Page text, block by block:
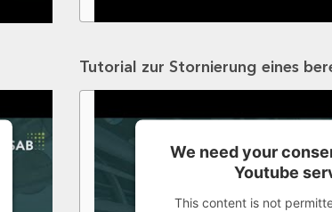
Tutorial zur Stornierung eines
We need your
Youtube
This content is not